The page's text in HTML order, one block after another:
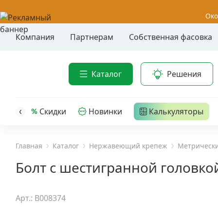
Компания Партнерам Собственная фасовка
Каталог Решения
Распродажа
Уценка
головкой
трех-
Скидки Новинки Калькуляторы
Главная Каталог Нержавеющий крепеж
Болт с шестигранной
Арт.: B008374